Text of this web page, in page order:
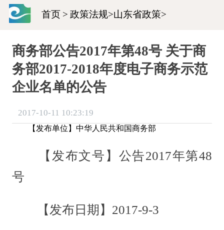
首页 > 政策法规>山东省政策>
商务部公告2017年第48号 关于商
务部2017-2018年度电子商务示范
企业名单的公告
2017-10-11 10:23:19
【发布单位】中华人民共和国商务部
【发布文号】公告2017年第48
号
【发布日期】2017-9-3